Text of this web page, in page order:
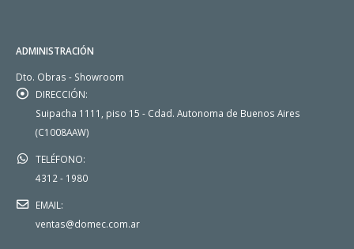
ADMINISTRACIÓN
Dto. Obras - Showroom
DIRECCIÓN:
Suipacha 1111, piso 15 - Cdad. Autonoma de Buenos Aires
(C1008AAW)
TELÉFONO:
4312 - 1980
EMAIL:
ventas@domec.com.ar